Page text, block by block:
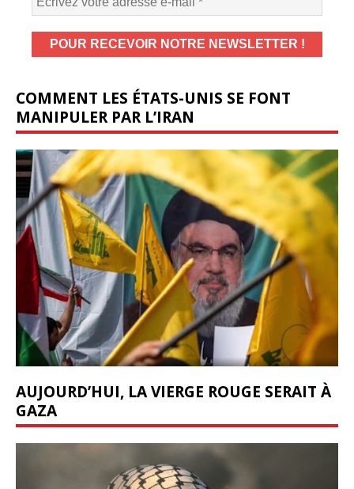
COMMENT LES ÉTATS-UNIS SE FONT
MANIPULER PAR L’IRAN
AUJOURD’HUI, LA VIERGE ROUGE SERAIT À
GAZA